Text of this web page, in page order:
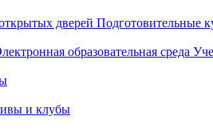
дверей Подготовительные
образовательная среда
и клубы